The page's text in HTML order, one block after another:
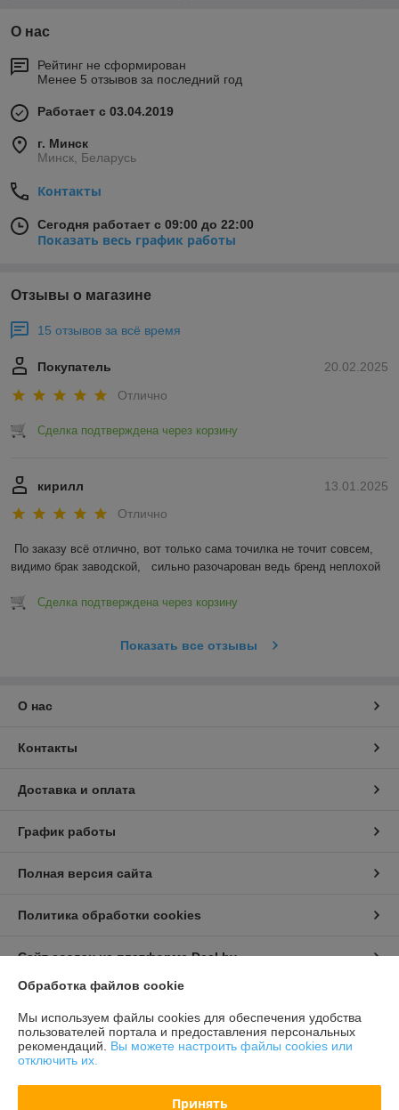
О нас
Рейтинг не сформирован
Менее 5 отзывов за последний год
Работает с 03.04.2019
г. Минск
Минск, Беларусь
Контакты
Сегодня работает с 09:00 до 22:00
Показать весь график работы
Отзывы о магазине
15 отзывов за всё время
20.02.2025
Покупатель
Отлично
Сделка подтверждена через корзину
13.01.2025
кирилл
Отлично
По заказу всё отлично, вот только сама точилка не точит совсем,
видимо брак заводской,   сильно разочарован ведь бренд неплохой
Сделка подтверждена через корзину
Показать все отзывы
О нас
Контакты
Доставка и оплата
График работы
Полная версия сайта
Политика обработки cookies
Сайт создан на платформе Deal.by
Информация для покупателя
Индивидуальный предприниматель:Бондарович Андрей Иванович
г. Минск, ул. Первомайская, д. 24 к.3, кв. 15
Регистрационный номер ЕГР: 191658429
Обработка файлов cookie
Мы используем файлы cookies для обеспечения удобства
пользователей портала и предоставления персональных
рекомендаций. Вы можете настроить файлы cookies или
отключить их.
Принять